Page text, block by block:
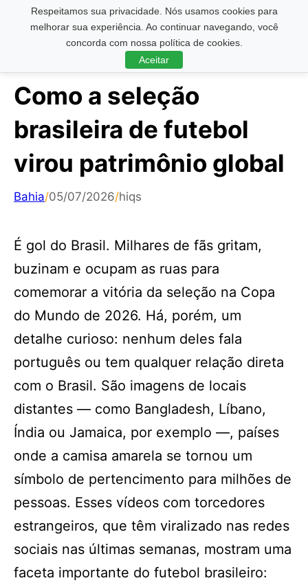
Respeitamos sua privacidade. Nós usamos cookies para
melhorar sua experiência. Ao continuar navegando, você
concorda com nossa política de cookies.
Aceitar
Pesquisar ...
Como a seleção
brasileira de futebol
virou patrimônio global
Bahia/05/07/2026/hiqs
É gol do Brasil. Milhares de fãs gritam,
buzinam e ocupam as ruas para
comemorar a vitória da seleção na Copa
do Mundo de 2026. Há, porém, um
detalhe curioso: nenhum deles fala
português ou tem qualquer relação direta
com o Brasil. São imagens de locais
distantes — como Bangladesh, Líbano,
Índia ou Jamaica, por exemplo —, países
onde a camisa amarela se tornou um
símbolo de pertencimento para milhões de
pessoas. Esses vídeos com torcedores
estrangeiros, que têm viralizado nas redes
sociais nas últimas semanas, mostram uma
faceta importante do futebol brasileiro: